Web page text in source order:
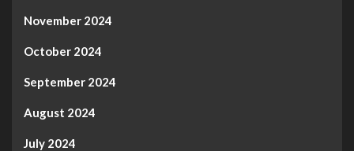
November 2024
October 2024
September 2024
August 2024
July 2024